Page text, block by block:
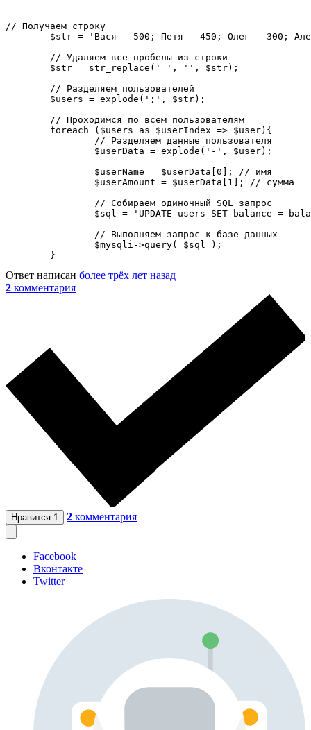
// Получаем строку
	}
Ответ написан более трёх лет назад
2 комментария
Нравится 1 2 комментария
Facebook
Вконтакте
Twitter